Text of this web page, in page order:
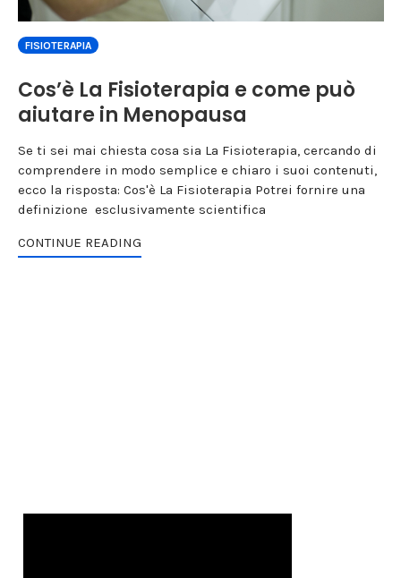
FISIOTERAPIA
Cos’è La Fisioterapia e come può
aiutare in Menopausa
Se ti sei mai chiesta cosa sia La Fisioterapia, cercando di
comprendere in modo semplice e chiaro i suoi contenuti,
ecco la risposta: Cos'è La Fisioterapia Potrei fornire una
definizione esclusivamente scientifica
CONTINUE READING